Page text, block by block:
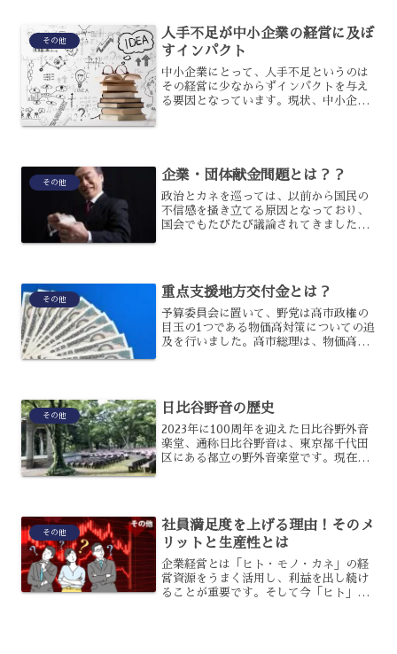
うか？130万円の...
その他
人手不足が中小企業の経営に及ぼ
すインパクト
中小企業にとって、人手不足というのは
その経営に少なからずインパクトを与え
る要因となっています。現状、中小企業
その他 企業・団体献金問題とは？？
政治とカネを巡っては、以前から国民の
不信感を掻き立てる原因となっており、
国会でもたびたび議論されてきました。
起こっている企業・団体献...
その他 重点支援地方交付金とは？
予算委員会に置いて、野党は高市政権の
目玉の1つである物価高対策についての追
及を行いました。高市総理は、物価高対
か？重点支援地方交付金に...
その他 日比谷野音の歴史
2023年に100周年を迎えた日比谷野外音
楽堂、通称日比谷野音は、東京都千代田
区にある都立の野外音楽堂です。現在は
その他
社員満足度を上げる理由！そのメ
リットと生産性とは
企業経営とは「ヒト・モノ・カネ」の経
営資源をうまく活用し、利益を出し続け
ることが重要です。そして今「ヒト」の